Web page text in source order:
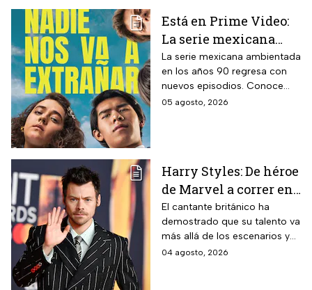
Está en Prime Video:
La serie mexicana
noventera de la que
todos están hablando
y que se ve en un fin
de semana
La serie mexicana ambientada
en los años 90 regresa con
nuevos episodios. Conoce
cuándo se estrena, qué
05 agosto, 2026
Harry Styles: De héroe
de Marvel a correr en
Chapultepec; las
apariciones del
cantante en el cine
El cantante británico ha
demostrado que su talento va
más allá de los escenarios y
ha llegado a la pantalla
04 agosto, 2026